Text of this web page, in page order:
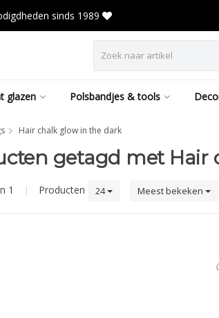
sinds 1989
glazen Polsbandjes & tools
Hair chalk glow in the dark
getagd met
1 | Producten 24 Meest bekeken